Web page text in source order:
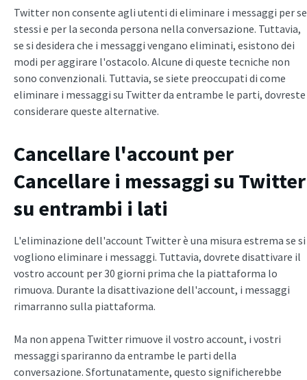
Twitter non consente agli utenti di eliminare i messaggi per se
stessi e per la seconda persona nella conversazione. Tuttavia,
se si desidera che i messaggi vengano eliminati, esistono dei
modi per aggirare l'ostacolo. Alcune di queste tecniche non
sono convenzionali. Tuttavia, se siete preoccupati di come
eliminare i messaggi su Twitter da entrambe le parti, dovreste
considerare queste alternative.
Cancellare l'account per
Cancellare i messaggi su Twitter
su entrambi i lati
L'eliminazione dell'account Twitter è una misura estrema se si
vogliono eliminare i messaggi. Tuttavia, dovrete disattivare il
vostro account per 30 giorni prima che la piattaforma lo
rimuova. Durante la disattivazione dell'account, i messaggi
rimarranno sulla piattaforma.
Ma non appena Twitter rimuove il vostro account, i vostri
messaggi spariranno da entrambe le parti della
conversazione. Sfortunatamente, questo significherebbe